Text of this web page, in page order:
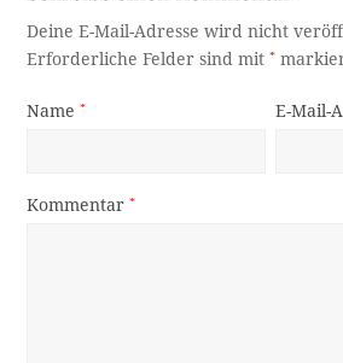
Deine E-Mail-Adresse wird nicht
Erforderliche Felder sind mit*
Name* E-Mail-
Kommentar*